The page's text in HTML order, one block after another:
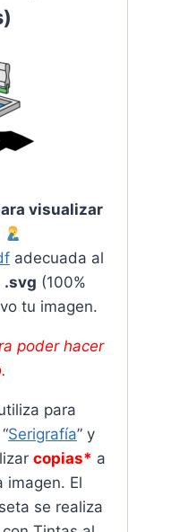
)
visualizar
adecuada al
.svg (100%
tu imagen.
poder hacer
para
Serigrafía” y
copias* a
imagen. El
se realiza